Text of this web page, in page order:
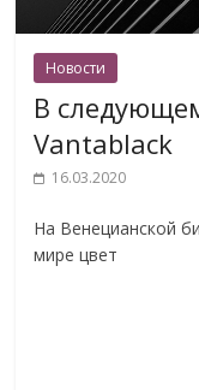
Новости
В
Vantablack
16.03.2020
На Венецианской
мире цвет